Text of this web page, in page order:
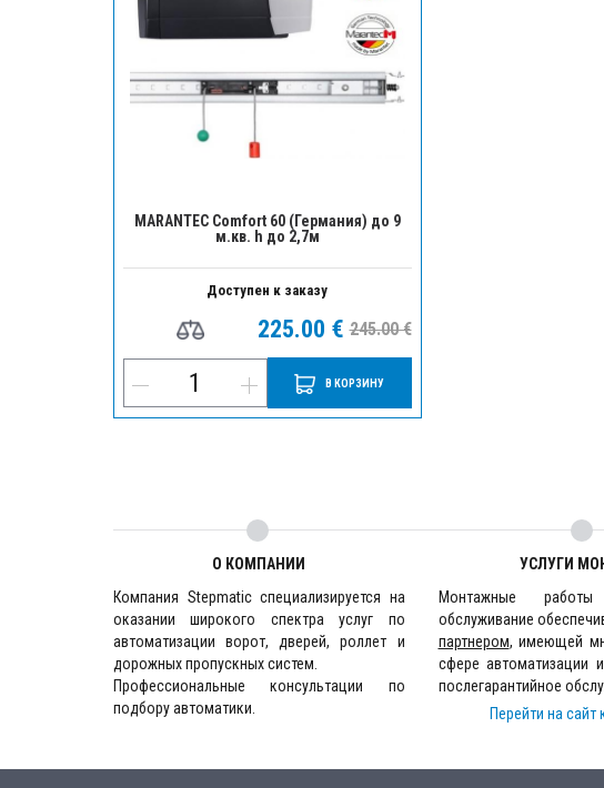
MARANTEC Comfort 60 (Германия) до 9
м.кв. h до 2,7м
Доступен к заказу
225.00 € 245.00 €
В КОРЗИНУ
О КОМПАНИИ
Компания Stepmatic специализируется на
оказании широкого спектра услуг по
автоматизации ворот, дверей, роллет и
дорожных пропускных систем.
Профессиональные консультации по
подбору автоматики.
УСЛУГИ
Монтажные
обслуживание
партнером, имеющей
сфере автоматизации
послегарантийное
Перейти на сайт